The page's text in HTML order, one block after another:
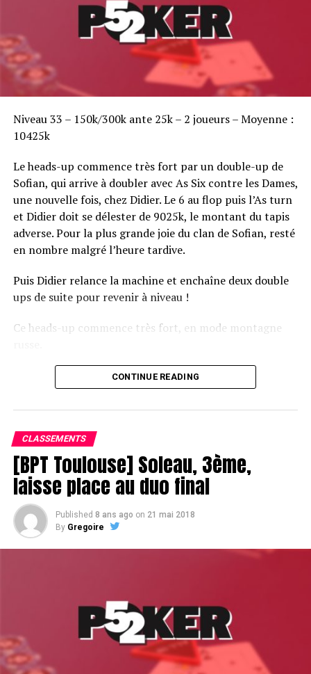
Niveau 33 – 150k/300k ante 25k – 2 joueurs – Moyenne :
10425k
Le heads-up commence très fort par un double-up de
Sofian, qui arrive à doubler avec As Six contre les Dames,
une nouvelle fois, chez Didier. Le 6 au flop puis l’As turn
et Didier doit se délester de 9025k, le montant du tapis
adverse. Pour la plus grande joie du clan de Sofian, resté
en nombre malgré l’heure tardive.
Puis Didier relance la machine et enchaîne deux double
ups de suite pour revenir à niveau !
Ce heads-up commence très fort, en mode montagne
Le champagne va réchauffer si les deux finalistes ne se décident pas !
CONTINUE READING
CLASSEMENTS
[BPT Toulouse] Soleau, 3ème,
laisse place au duo final
Published 8 ans ago on 21 mai 2018
By Gregoire